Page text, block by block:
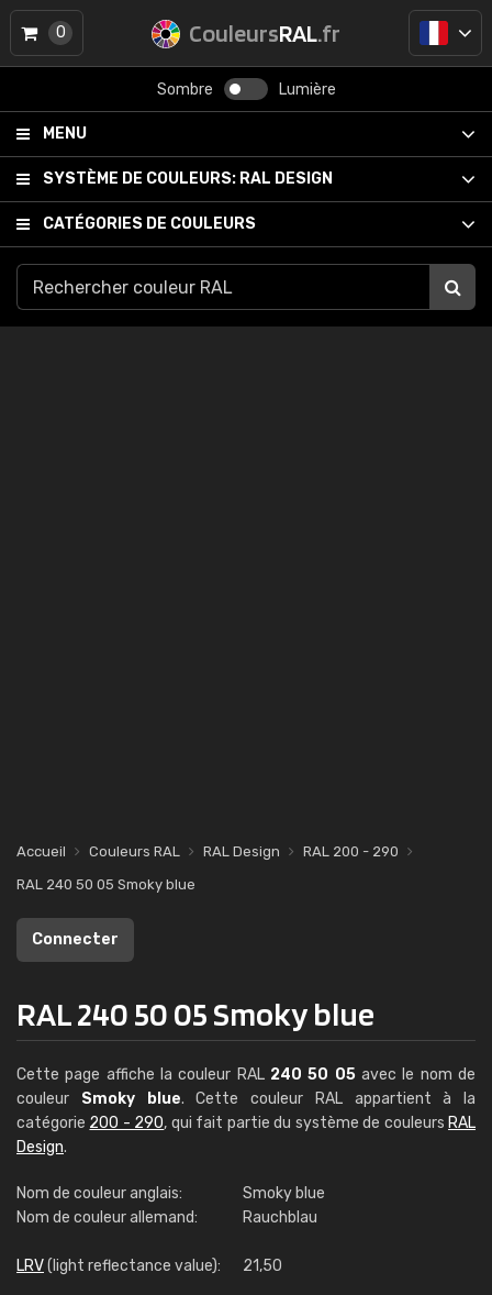
CouleursRAL.fr
Sombre Lumière
MENU
SYSTÈME DE COULEURS: RAL DESIGN
CATÉGORIES DE COULEURS
0
Accueil Couleurs RAL RAL Design
RAL 200 - 290
RAL 240 50 05 Smoky blue
Connecter
RAL 240 50 05 Smoky blue
Cette page affiche la couleur RAL 240 50 05avec le nom de
couleur Smoky blue. Cette couleur RAL appartient à la
catégorie 200 - 290, qui fait partie du système de couleurs RAL
Design.
Nom de couleur anglais:
Smoky blue
Nom de couleur allemand:
Rauchblau
LRV(light reflectance value): 21,50